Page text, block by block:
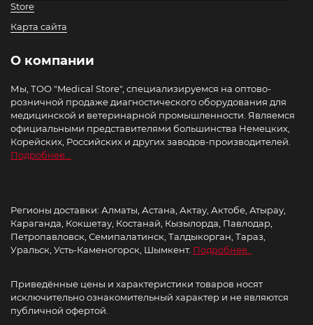
Store
Карта сайта
О компании
Мы, ТОО "Medical Store", специализируемся на оптово-
розничной продаже диагностического оборудования для
медицинской и ветеринарной промышленности. Являемся
официальными представителями большинства Немецких,
Корейских, Российских и других заводов-производителей.
Подробнее...
Регионы доставки: Алматы, Астана, Актау, Актобе, Атырау,
Караганда, Кокшетау, Костанай, Кызылорда, Павлодар,
Петропавловск, Семипалатинск, Талдыкорган, Тараз,
Уральск, Усть-Каменогорск, Шымкент. Подробнее..
Приведённые цены и характеристики товаров носят
исключительно ознакомительный характер и не являются
публичной офертой.